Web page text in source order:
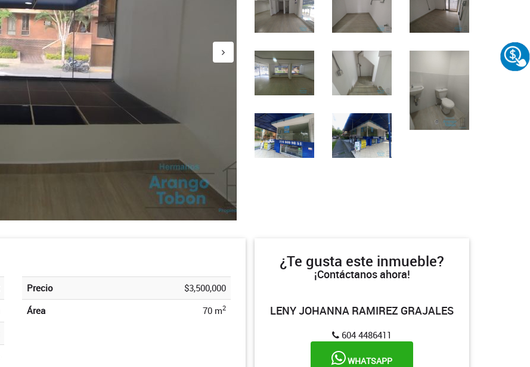
Precio
$3,500,000
Área
70 m2
¿Te gusta este inmueble?
¡Contáctanos ahora!
LENY JOHANNA RAMIREZ GRAJALES
604 4486411
WHATSAPP